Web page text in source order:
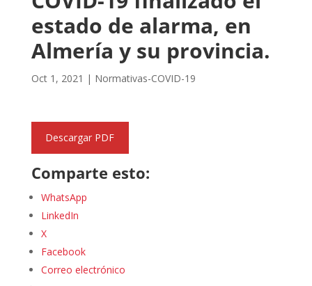
estado de alarma, en
Almería y su provincia.
Oct 1, 2021 | Normativas-COVID-19
Descargar PDF
Comparte esto:
WhatsApp
LinkedIn
X
Facebook
Correo electrónico